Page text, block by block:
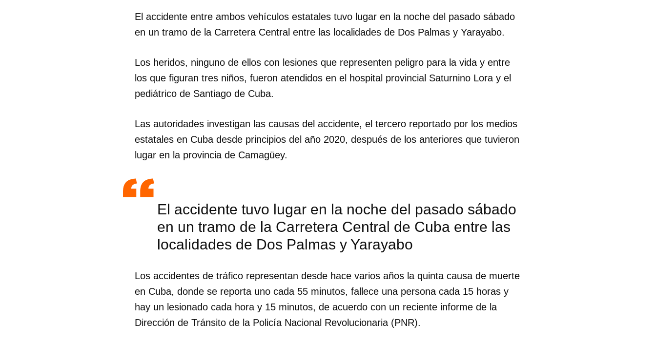
El accidente entre ambos vehículos estatales tuvo lugar en la noche del pasado sábado
en un tramo de la Carretera Central entre las localidades de Dos Palmas y Yarayabo.
Los heridos, ninguno de ellos con lesiones que representen peligro para la vida y entre
los que figuran tres niños, fueron atendidos en el hospital provincial Saturnino Lora y el
pediátrico de Santiago de Cuba.
Las autoridades investigan las causas del accidente, el tercero reportado por los medios
estatales en Cuba desde principios del año 2020, después de los anteriores que tuvieron
lugar en la provincia de Camagüey.
El accidente tuvo lugar en la noche del pasado sábado
en un tramo de la Carretera Central de Cuba entre las
localidades de Dos Palmas y Yarayabo
Los accidentes de tráfico representan desde hace varios años la quinta causa de muerte
en Cuba, donde se reporta uno cada 55 minutos, fallece una persona cada 15 horas y
hay un lesionado cada hora y 15 minutos, de acuerdo con un reciente informe de la
Dirección de Tránsito de la Policía Nacional Revolucionaria (PNR).